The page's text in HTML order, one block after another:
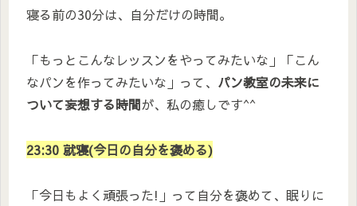
寝る前の30分は、自分だけの時間。
「もっとこんなレッスンをやってみたいな」「こん
なパンを作ってみたいな」って、 パン教室の未来に
ついて妄想する時間が、私の癒しです^^
23:30 就寝(今日の自分を褒める)
「今日もよく頑張った!」って自分を褒めて、眠りに